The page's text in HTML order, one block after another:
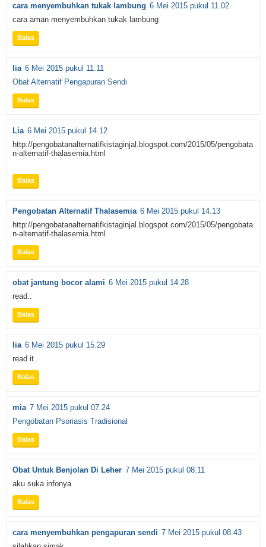
cara menyembuhkan tukak lambung 6 Mei 2015 pukul 11.02
cara aman menyembuhkan tukak lambung
Balas
lia 6 Mei 2015 pukul 11.11
Obat Alternatif Pengapuran Sendi
Balas
Lia 6 Mei 2015 pukul 14.12
http://pengobatanalternatifkistaginjal.blogspot.com/2015/05/pengobata
n-alternatif-thalasemia.html
Balas
Pengobatan Alternatif Thalasemia 6 Mei 2015 pukul 14.13
http://pengobatanalternatifkistaginjal.blogspot.com/2015/05/pengobata
n-alternatif-thalasemia.html
Balas
obat jantung bocor alami 6 Mei 2015 pukul 14.28
read..
Balas
lia 6 Mei 2015 pukul 15.29
read it..
Balas
mia 7 Mei 2015 pukul 07.24
Pengobatan Psoriasis Tradisional
Balas
Obat Untuk Benjolan Di Leher 7 Mei 2015 pukul 08.11
aku suka infonya
Balas
cara menyembuhkan pengapuran sendi 7 Mei 2015 pukul 08.43